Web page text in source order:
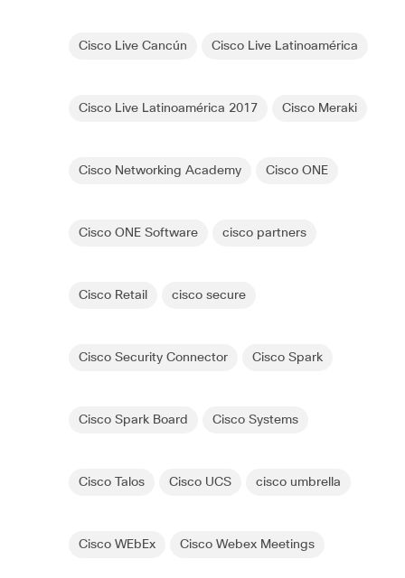
Cisco Live Cancún Cisco Live Latinoamérica
Cisco Live Latinoamérica 2017 Cisco Meraki
Cisco Networking Academy Cisco ONE
Cisco ONE Software cisco partners
Cisco Retail cisco secure
Cisco Security Connector Cisco Spark
Cisco Spark Board Cisco Systems
Cisco Talos Cisco UCS cisco umbrella
Cisco WEbEx Cisco Webex Meetings